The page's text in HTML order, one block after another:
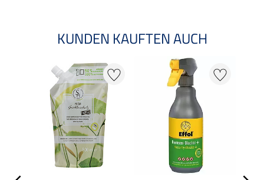
KUNDEN KAUFTEN AUCH